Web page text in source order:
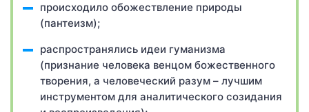
происходило обожествление природы
(пантеизм);
распространялись идеи гуманизма
(признание человека венцом божественного
творения, а человеческий разум – лучшим
инструментом для аналитического созидания